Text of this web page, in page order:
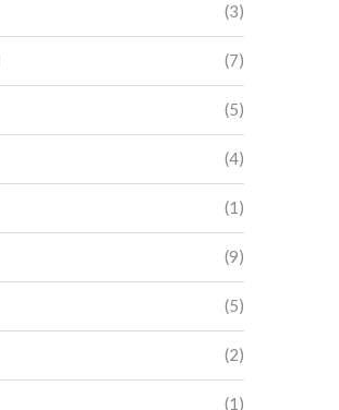
(3)
(7)
(5)
(4)
(1)
(9)
(5)
(2)
(1)